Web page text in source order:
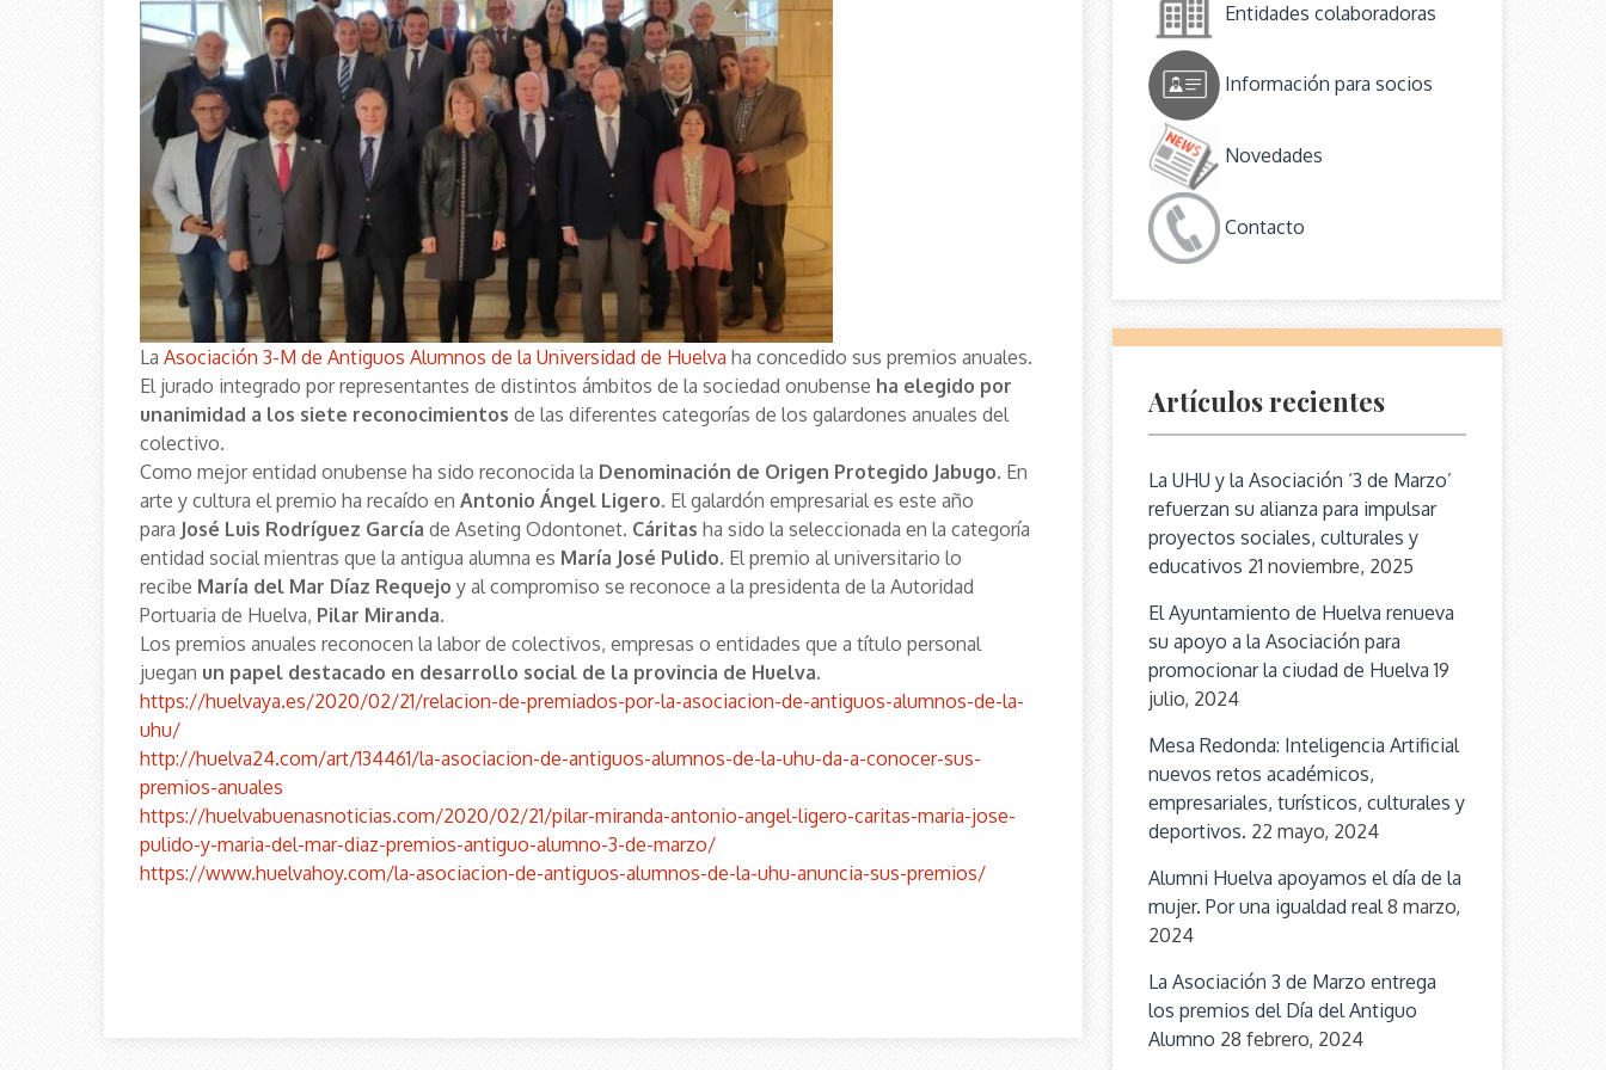
La Asociación 3-M de Antiguos Alumnos de la Universidad de Huelva ha concedido sus premios anuales.
El jurado integrado por representantes de distintos ámbitos de la sociedad onubense ha elegido por
unanimidad a los siete reconocimientos de las diferentes categorías de los galardones anuales del
colectivo.
Como mejor entidad onubense ha sido reconocida la Denominación de Origen Protegido Jabugo. En
arte y cultura el premio ha recaído en Antonio Ángel Ligero. El galardón empresarial es este año
para José Luis Rodríguez García de Aseting Odontonet. Cáritas ha sido la seleccionada en la categoría
entidad social mientras que la antigua alumna es María José Pulido. El premio al universitario lo
recibe María del Mar Díaz Requejo y al compromiso se reconoce a la presidenta de la Autoridad
Portuaria de Huelva, Pilar Miranda.
Los premios anuales reconocen la labor de colectivos, empresas o entidades que a título personal
juegan un papel destacado en desarrollo social de la provincia de Huelva.
https://huelvaya.es/2020/02/21/relacion-de-premiados-por-la-asociacion-de-antiguos-alumnos-de-la-
uhu/
http://huelva24.com/art/134461/la-asociacion-de-antiguos-alumnos-de-la-uhu-da-a-conocer-sus-
premios-anuales
https://huelvabuenasnoticias.com/2020/02/21/pilar-miranda-antonio-angel-ligero-caritas-maria-jose-
pulido-y-maria-del-mar-diaz-premios-antiguo-alumno-3-de-marzo/
https://www.huelvahoy.com/la-asociacion-de-antiguos-alumnos-de-la-uhu-anuncia-sus-premios/
Entidades colaboradoras
Información para socios
Novedades
Contacto
Artículos recientes
La UHU y la Asociación ‘3 de Marzo’
refuerzan su alianza para impulsar
proyectos sociales, culturales y
educativos 21 noviembre, 2025
El Ayuntamiento de Huelva renueva
su apoyo a la Asociación para
promocionar la ciudad de Huelva 19
julio, 2024
Mesa Redonda: Inteligencia Artificial
nuevos retos académicos,
empresariales, turísticos, culturales y
deportivos. 22 mayo, 2024
Alumni Huelva apoyamos el día de la
mujer. Por una igualdad real 8 marzo,
2024
La Asociación 3 de Marzo entrega
los premios del Día del Antiguo
Alumno 28 febrero, 2024